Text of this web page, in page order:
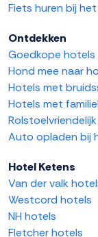
Fiets huren bij
Ontdekken
Goedkope hotels
Hond mee naar
Hotels met
Hotels met
Rolstoelvriendelijk
Auto opladen bij
Hotel Ketens
Van der valk
Westcord hotels
NH hotels
Fletcher hotels